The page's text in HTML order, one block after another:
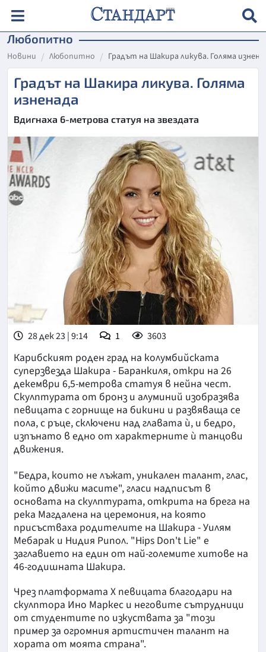
Любопитно
Новини Любопитно Градът на Шакира ликува. Голяма
Градът на Шакира ликува. Голяма
изненада
Вдигнаха 6-метрова статуя на звездата
28 дек 23 | 9:14 1 3603
Карибският роден град на колумбийската
суперзвезда Шакира - Баранкиля, откри на 26
декември 6,5-метрова статуя в нейна чест.
Скулптурата от бронз и алуминий изобразява
певицата с горнище на бикини и развяваща се
пола, с ръце, сключени над главата ѝ, и бедро,
изпънато в едно от характерните ѝ танцови
движения.
"Бедра, които не лъжат, уникален талант, глас,
който движи масите", гласи надписът в
основата на скулптурата, открита на брега на
река Магдалена на церемония, на която
присъстваха родителите на Шакира - Уилям
Мебарак и Нидия Рипол. "Hips Don't Lie" е
заглавието на един от най-големите хитове на
46-годишната Шакира.
Чрез платформата X певицата благодари на
скулптора Ино Маркес и неговите сътрудници
от студентите по изкуствата за "този
пример за огромния артистичен талант на
хората от моята страна".